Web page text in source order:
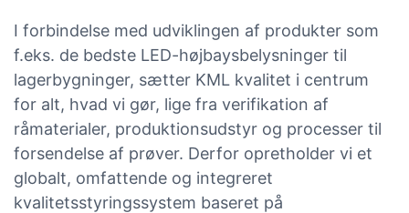
I forbindelse med udviklingen af ​​produkter som
f.eks. de bedste LED-højbaysbelysninger til
lagerbygninger, sætter KML kvalitet i centrum
for alt, hvad vi gør, lige fra verifikation af
råmaterialer, produktionsudstyr og processer til
forsendelse af prøver. Derfor opretholder vi et
globalt, omfattende og integreret
kvalitetsstyringssystem baseret på